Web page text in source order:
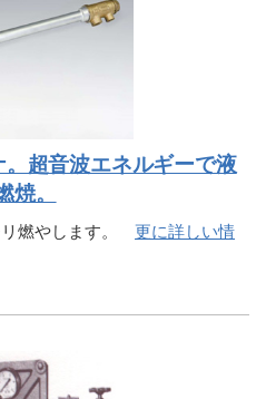
超音波エネルギーで液
。
燃やします。 更に詳しい情